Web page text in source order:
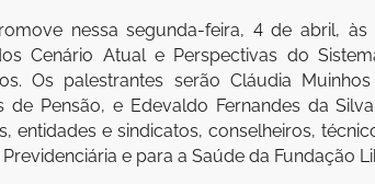
nessa segunda-feira, 4 de abril,
Cenário Atual e Perspectivas do
Os palestrantes serão Cláudia
de Pensão, e Edevaldo Fernandes da
entidades e sindicatos, conselheiros,
e para a Saúde da Fundação